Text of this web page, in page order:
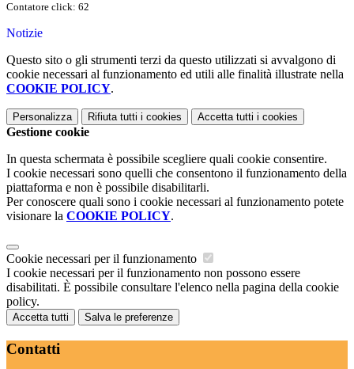
Contatore click: 62
Notizie
Questo sito o gli strumenti terzi da questo utilizzati si avvalgono di
cookie necessari al funzionamento ed utili alle finalità illustrate nella
COOKIE POLICY.
Personalizza Rifiuta tutti i cookies Accetta tutti i cookies
Gestione cookie
In questa schermata è possibile scegliere quali cookie consentire.
I cookie necessari sono quelli che consentono il funzionamento della
piattaforma e non è possibile disabilitarli.
Per conoscere quali sono i cookie necessari al funzionamento potete
visionare la COOKIE POLICY.
Cookie necessari per il funzionamento
I cookie necessari per il funzionamento non possono essere
disabilitati. È possibile consultare l'elenco nella pagina della cookie
policy.
Accetta tutti Salva le preferenze
Contatti